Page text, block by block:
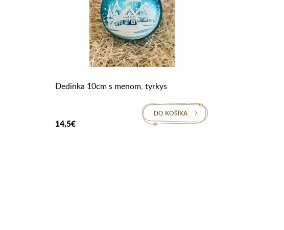
Dedinka 10cm s menom, tyrkys
14,5€
DO KOŠÍKA